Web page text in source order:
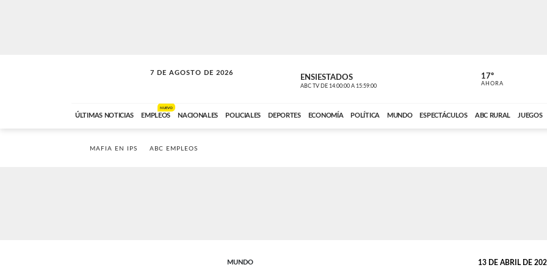
7 DE AGOSTO DE 2026
A DE LA TARDE ENSIESTADOS
ABC TV DE 14:00:00 A 15:59:00 ABC CARDINAL
17º
AHORA
ÚLTIMAS NOTICIAS EMPLEOS
NUEVO
NACIONALES POLICIALES DEPORTES ECONOMÍA POLÍTICA MUNDO ESPECTÁCULOS ABC RURAL JUEGOS
MAFIA EN IPS ABC EMPLEOS
MUNDO 13 DE ABRIL DE